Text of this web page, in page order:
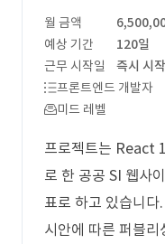
월 금액
예상 기간
120일
근무 시작일
즉시 시작
프론트엔드 개발자
미드 레벨
프로젝트는 React
로 한 공공 SI 웹사
표로 하고 있습니
시안에 따른 퍼블